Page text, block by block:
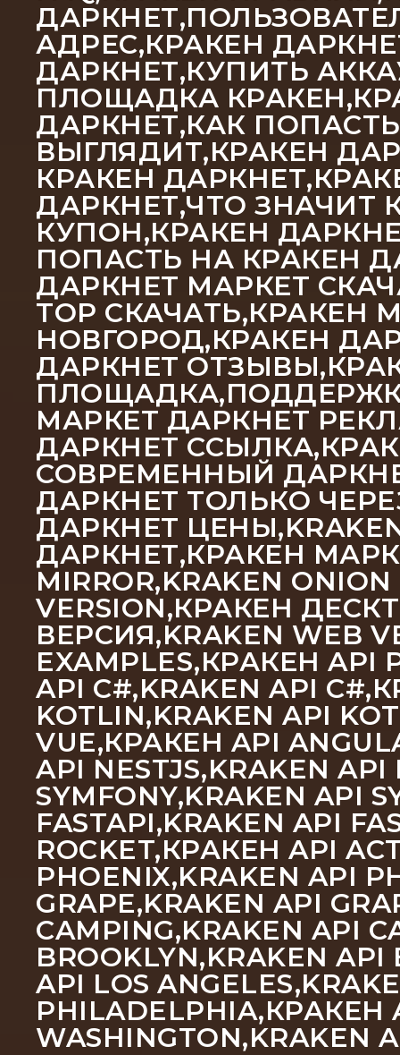
АДРЕС,КРАКЕН
ДАРКНЕТ,КУПИТЬ
ПЛОЩАДКА
ДАРКНЕТ,КАК
ВЫГЛЯДИТ,КРАКЕН
КРАКЕН
ДАРКНЕТ,ЧТО ЗНАЧИТ
КУПОН,КРАКЕН
ПОПАСТЬ НА КРАКЕН
ДАРКНЕТ МАРКЕТ
ТОР СКАЧАТЬ,КРАКЕН
НОВГОРОД,КРАКЕН
ДАРКНЕТ
МАРКЕТ ДАРКНЕТ
ДАРКНЕТ
СОВРЕМЕННЫЙ
ДАРКНЕТ ТОЛЬКО
ДАРКНЕТ
ДАРКНЕТ,КРАКЕН
MIRROR,KRAKEN
VERSION,КРАКЕН
ВЕРСИЯ,KRAKEN WEB
EXAMPLES,КРАКЕН API
API C#,KRAKEN API
KOTLIN,KRAKEN API
VUE,КРАКЕН API
API NESTJS,KRAKEN
SYMFONY,KRAKEN API
FASTAPI,KRAKEN API
ROCKET,КРАКЕН API
PHOENIX,KRAKEN API
GRAPE,KRAKEN API
CAMPING,KRAKEN API
BROOKLYN,KRAKEN
API LOS
PHILADELPHIA,КРАКЕН
WASHINGTON,KRAKEN